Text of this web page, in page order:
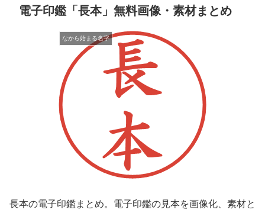
電子印鑑「長本」無料画像・素材まとめ
なから始まる名字
長本の電子印鑑まとめ。電子印鑑の見本を画像化、素材と